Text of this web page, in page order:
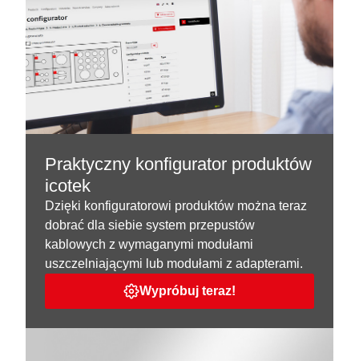
Praktyczny konfigurator produktów
icotek
Dzięki konfiguratorowi produktów można teraz
dobrać dla siebie system przepustów
kablowych z wymaganymi modułami
uszczelniającymi lub modułami z adapterami.
Wypróbuj teraz!